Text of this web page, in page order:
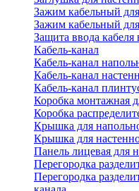
Зажим кабельный
Зажим кабельный
Защита ввода кабеля
Кабель-канал
Кабель-канал
Кабель-канал
Кабель-канал
Коробка монтажная
Коробка
Крышка для
Крышка для
Панель лицевая для
Перегородка
Перегородка